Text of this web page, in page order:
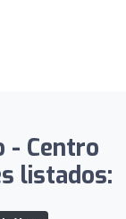
- Centro
listados: